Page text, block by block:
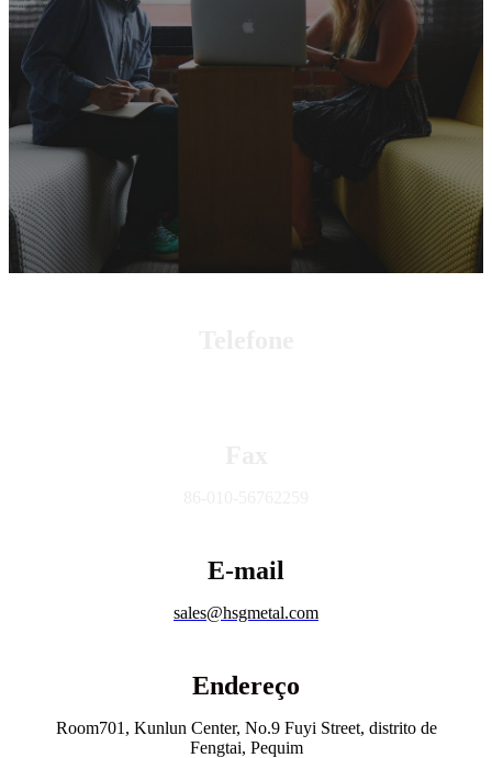
E-mail
sales@hsgmetal.com
Endereço
Room701, Kunlun Center, No.9 Fuyi Street, distrito de
Fengtai, Pequim